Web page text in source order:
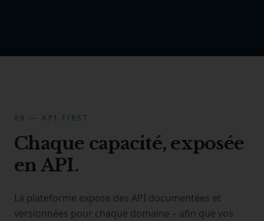
09 — API FIRST
Chaque capacité, exposée
en API.
La plateforme expose des API documentées et
versionnées pour chaque domaine – afin que vos